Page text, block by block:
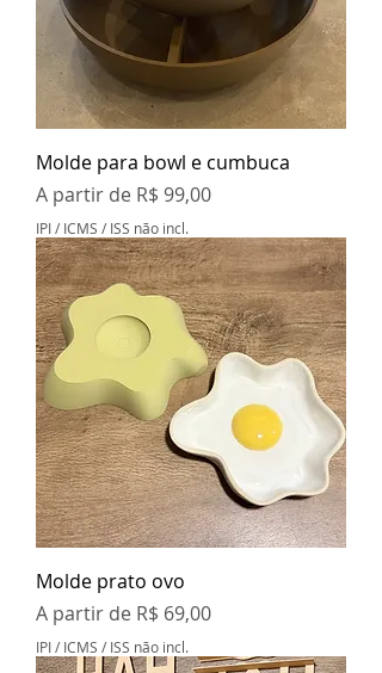
Molde para bowl e cumbuca
A partir de R$ 99,00
Preço promocional
IPI / ICMS / ISS não incl.
Molde prato ovo
A partir de R$ 69,00
Preço promocional
IPI / ICMS / ISS não incl.